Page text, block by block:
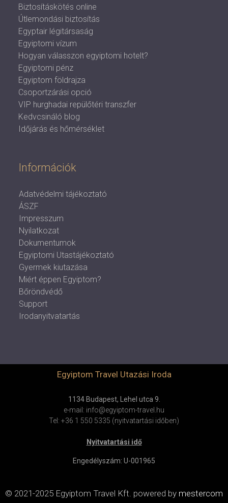
Biztosításkötés online
Útlemondási biztosítás
Egyptair légitársaság
Egyiptomi vízum
Hogyan válasszon egyiptomi hotelt?
Egyiptomi pénz
Egyiptom földrajza
Csoportzárási opció
VIP hurghadai repülőtéri transzfer
Kedvcsináló blog
Időjárás és hőmérséklet
Információk
Adatvédelmi tájékoztató
ÁSZF
Impresszum
Nyilatkozat
Dokumentumok
Egyiptomi Utastájékoztató
Gyermek kiutazása
Miért éppen Egyiptom?
Bőröndvédő
Support
Irodanyitvatartás
Egyiptom Travel Utazási Iroda
1134 Budapest, Lehel utca 9.
e-mail: info@egyiptom-travel.hu
Tel: +36 1 550 5335 (nyitvatartási időben)
Nyitvatartási idő
Engedélyszám: U-001965
© 2021-2025 Egyiptom Travel Kft. powered by mestercom